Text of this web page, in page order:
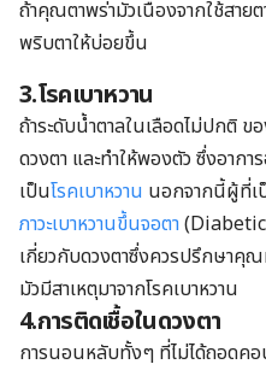
ถ้าคุณตาพร่ามัวเนื่องจากใช้สาย
พริบตาให้บ่อยขึ้น
3.โรคเบาหวาน
ถ้าระดับน้ำตาลในเลือดไม่ปกติ ข
ดวงตา และทำให้พองตัว ซึ่งอาก
เป็นโรคเบาหวาน นอกจากนี้ผู้ที่เ
ภาวะเบาหวานขึ้นจอตา
เกี่ยวกับดวงตาซึ่งควรปรึกษาคุ
มัวมีสาเหตุมาจากโรคเบาหวาน
4.การติดเชื้อในดวงตา
การนอนหลับทั้งๆ ที่ไม่ได้ถอดค